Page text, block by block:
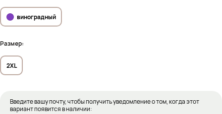
виноградный
Размер:
2XL
Введите вашу почту, чтобы получить уведомление о том, когда этот
вариант появится в наличии: